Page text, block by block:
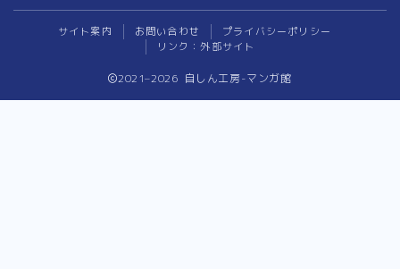
少女漫画
転生悪女の黒歴史
推したいしております
婚約者は溺愛のふり
サイト案内 お問い合わせ
プライバシーポリシー
リンク：外部サイト
2021–2026 自しん工房-マンガ館